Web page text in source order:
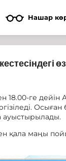
Нашар
18.00-ге
ауыстырылады.
маңы